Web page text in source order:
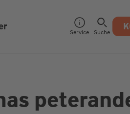
Service Suche